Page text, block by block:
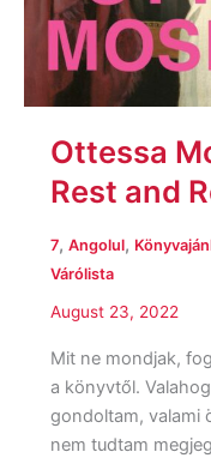
Ottessa
Rest and
7, Angolul,
Várólista
August 23, 2022
Mit ne mondjak,
a könyvtől.
gondoltam, valami
nem tudtam